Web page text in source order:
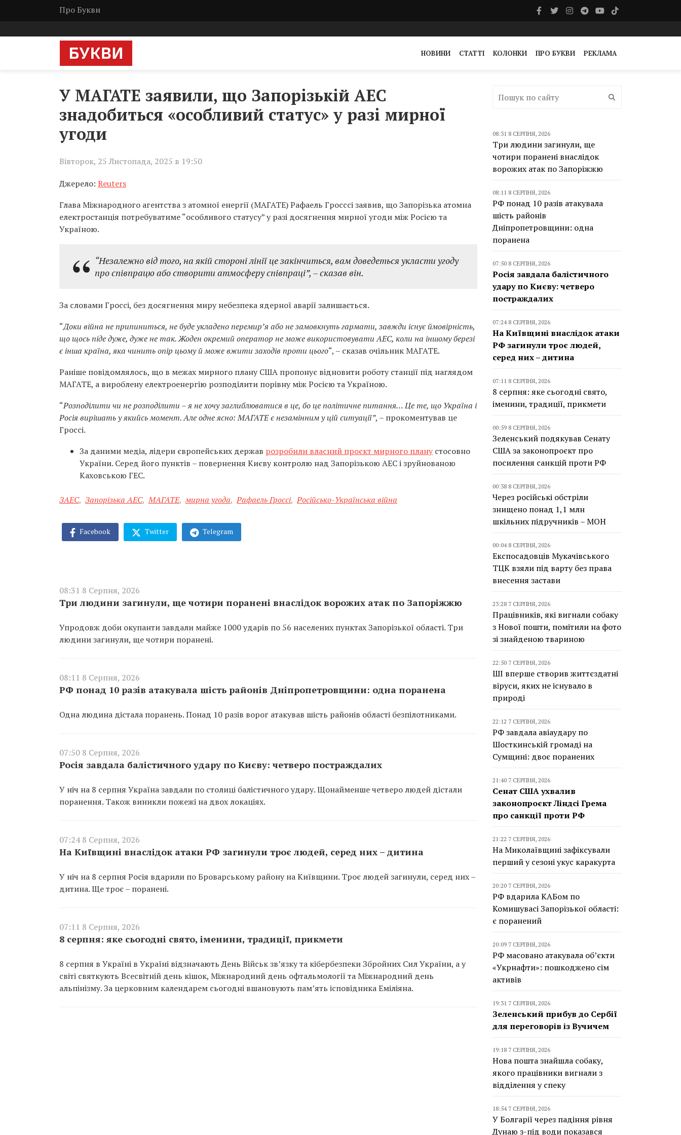
Про Букви
НОВИНИ СТАТТІ КОЛОНКИ ПРО БУКВИ РЕКЛАМА
У МАГАТЕ заявили, що Запорізькій АЕС
знадобиться «особливий статус» у разі мирної
угоди
Вівторок, 25 Листопада, 2025 в 19:50
Джерело: Reuters
Глава Міжнародного агентства з атомної енергії (МАГАТЕ) Рафаель Гросссі заявив, що Запорізька атомна
електростанція потребуватиме “особливого статусу” у разі досягнення мирної угоди між Росією та
Україною.
“Незалежно від того, на якій стороні лінії це закінчиться, вам доведеться укласти угоду
про співпрацю або створити атмосферу співпраці”, – сказав він.
За словами Гроссі, без досягнення миру небезпека ядерної аварії залишається.
“Доки війна не припиниться, не буде укладено перемир’я або не замовкнуть гармати, завжди існує ймовірність,
що щось піде дуже, дуже не так. Жоден окремий оператор не може використовувати АЕС, коли на іншому березі
є інша країна, яка чинить опір цьому й може вжити заходів проти цього“, – сказав очільник МАГАТЕ.
Раніше повідомлялось, що в межах мирного плану США пропонує відновити роботу станції під наглядом
МАГАТЕ, а вироблену електроенергію розподілити порівну між Росією та Україною.
“Розподілити чи не розподілити – я не хочу заглиблюватися в це, бо це політичне питання… Це те, що Україна і
Росія вирішать у якийсь момент. Але одне ясно: МАГАТЕ є незамінним у цій ситуації”, – прокоментував це
Гроссі.
За даними медіа, лідери європейських держав розробили власний проєкт мирного плану стосовно
України. Серед його пунктів – повернення Києву контролю над Запорізькою АЕС і зруйнованою
Каховською ГЕС.
ЗАЕС, Запорізька АЕС, МАГАТЕ, мирна угода, Рафаель Гроссі, Російсько-Українська війна
Facebook Twitter Telegram
08:31 8 Серпня, 2026
Три людини загинули, ще чотири поранені внаслідок ворожих атак по Запоріжжю
Упродовж доби окупанти завдали майже 1000 ударів по 56 населених пунктах Запорізької області. Три
людини загинули, ще чотири поранені.
08:11 8 Серпня, 2026
РФ понад 10 разів атакувала шість районів Дніпропетровщини: одна поранена
Одна людина дістала поранень. Понад 10 разів ворог атакував шість районів області безпілотниками.
07:50 8 Серпня, 2026
Росія завдала балістичного удару по Києву: четверо постраждалих
У ніч на 8 серпня Україна завдали по столиці балістичного удару. Щонайменше четверо людей дістали
поранення. Також виникли пожежі на двох локаціях.
07:24 8 Серпня, 2026
На Київщині внаслідок атаки РФ загинули троє людей, серед них – дитина
У ніч на 8 серпня Росія вдарили по Броварському району на Київщини. Троє людей загинули, серед них –
дитина. Ще троє – поранені.
07:11 8 Серпня, 2026
8 серпня: яке сьогодні свято, іменини, традиції, прикмети
8 серпня в Україні в Україні відзначають День Військ зв’язку та кібербезпеки Збройних Сил України, а у
світі святкують Всесвітній день кішок, Міжнародний день офтальмології та Міжнародний день
альпінізму. За церковним календарем сьогодні вшановують пам’ять ісповідника Еміліяна.
08:31 8 СЕРПНЯ, 2026
Три людини загинули, ще
чотири поранені внаслідок
ворожих атак по Запоріжжю
08:11 8 СЕРПНЯ, 2026
РФ понад 10 разів атакувала
шість районів
Дніпропетровщини: одна
поранена
07:50 8 СЕРПНЯ, 2026
Росія завдала балістичного
удару по Києву: четверо
постраждалих
07:24 8 СЕРПНЯ, 2026
На Київщині внаслідок атаки
РФ загинули троє людей,
серед них – дитина
07:11 8 СЕРПНЯ, 2026
8 серпня: яке сьогодні свято,
іменини, традиції, прикмети
00:59 8 СЕРПНЯ, 2026
Зеленський подякував Сенату
США за законопроєкт про
посилення санкцій проти РФ
00:38 8 СЕРПНЯ, 2026
Через російські обстріли
знищено понад 1,1 млн
шкільних підручників – МОН
00:04 8 СЕРПНЯ, 2026
Експосадовців Мукачівського
ТЦК взяли під варту без права
внесення застави
23:28 7 СЕРПНЯ, 2026
Працівників, які вигнали собаку
з Нової пошти, помітили на фото
зі знайденою твариною
22:50 7 СЕРПНЯ, 2026
ШІ вперше створив життєздатні
віруси, яких не існувало в
природі
22:12 7 СЕРПНЯ, 2026
РФ завдала авіаудару по
Шосткинській громаді на
Сумщині: двоє поранених
21:40 7 СЕРПНЯ, 2026
Сенат США ухвалив
законопроєкт Ліндсі Грема
про санкції проти РФ
21:22 7 СЕРПНЯ, 2026
На Миколаївщині зафіксували
перший у сезоні укус каракурта
20:20 7 СЕРПНЯ, 2026
РФ вдарила КАБом по
Комишувасі Запорізької області:
є поранений
20:09 7 СЕРПНЯ, 2026
РФ масовано атакувала об’єкти
«Укрнафти»: пошкоджено сім
активів
19:31 7 СЕРПНЯ, 2026
Зеленський прибув до Сербії
для переговорів із Вучичем
19:18 7 СЕРПНЯ, 2026
Нова пошта знайшла собаку,
якого працівники вигнали з
відділення у спеку
18:54 7 СЕРПНЯ, 2026
У Болгарії через падіння рівня
Дунаю з-під води показався